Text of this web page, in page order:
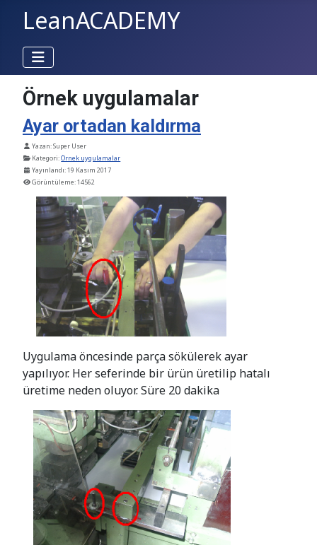
LeanACADEMY
Örnek uygulamalar
Ayar ortadan kaldırma
Ayrıntılar
Yazan:Super User
Kategori:Örnek uygulamalar
Yayınlandı: 19 Kasım 2017
Görüntüleme: 14562
Uygulama öncesinde parça sökülerek ayar
yapılıyor. Her seferinde bir ürün üretilip hatalı
üretime neden oluyor. Süre 20 dakika